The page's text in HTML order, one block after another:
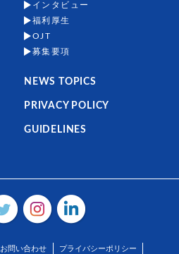
インタビュー
福利厚生
OJT
募集要項
NEWS TOPICS
PRIVACY POLICY
GUIDELINES
お問い合わせ プライバシーポリシー